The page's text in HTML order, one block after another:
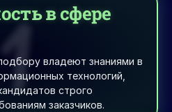
в сфере
владеют знаниями в
технологий,
строго
заказчиков.